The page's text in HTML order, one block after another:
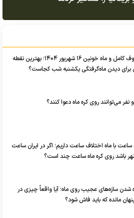
خسوف کامل و ماه خونین ۱۶ شهریور ۱۴۰۴؛ بهترین نقطه
برای دیدن ماه‌گرفتگی یکشنبه شب کجاست؟
نفر می‌توانند روی کره ماه دعوا کنند؟
با ماه اختلاف ساعت داریم؛ اگر در ایران ساعت
شدن سازه‌های عجیب روی ماه؛ آیا واقعاً چیزی در
مانده که باید فاش شود؟